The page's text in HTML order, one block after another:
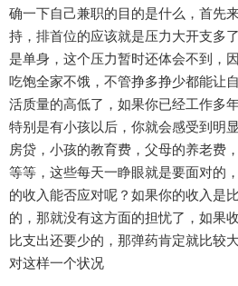
确一下自己兼职的目的是什么，首先
持，排首位的应该就是压力大开支多
是单身，这个压力暂时还体会不到，
吃饱全家不饿，不管挣多挣少都能让
活质量的高低了，如果你已经工作多
特别是有小孩以后，你就会感受到明
房贷，小孩的教育费，父母的养老费
等等，这些每天一睁眼就是要面对的
的收入能否应对呢？如果你的收入是
的，那就没有这方面的担忧了，如果
比支出还要少的，那弹药肯定就比较
对这样一个状况